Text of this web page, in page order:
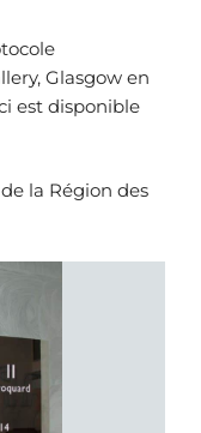
Glasgow en
est disponible
la Région des